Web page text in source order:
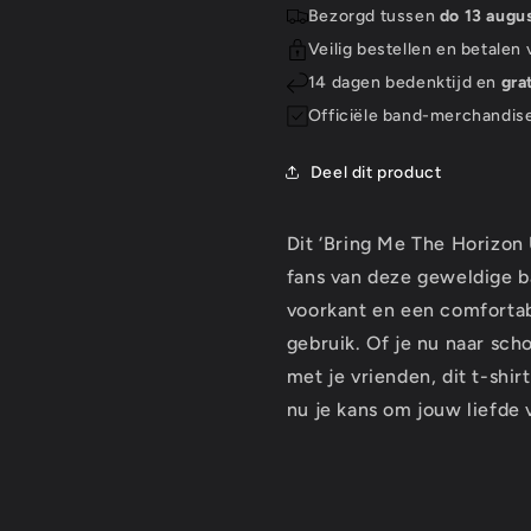
Shirt:
Moon
Shirt:
Moon
Bezorgd tussen do 13
Veilig bestellen en betalen
14 dagen bedenktijd en
Officiële band-
Deel dit product
Dit ‘Bring Me The
fans van deze geweldige
voorkant en een
gebruik. Of je nu naar
met je vrienden, dit t-
nu je kans om jouw